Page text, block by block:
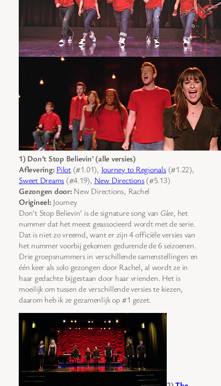
1) Don’t Stop Believin’ (alle versies)
Aflevering: Pilot(#1.01), Journey to Regionals(#1.22),
Sweet Dreams (#4.19), New Directions(#5.13)
Gezongen door:New Directions, Rachel
Origineel:Journey
Don’t Stop Believin’ is de signature song van Glee, het
nummer dat het meest geassocieerd wordt met de serie.
Dat is niet zo vreemd, want er zijn 4 officiële versies van
het nummer voorbij gekomen gedurende de 6 seizoenen.
Drie groepsnummers in verschillende samenstellingen en
één keer als solo gezongen door Rachel, al wordt ze in
haar gedachte bijgestaan door haar vrienden. Het is
moeilijk om tussen de verschillende versies te kiezen,
daarom heb ik ze gezamenlijk op #1 gezet.